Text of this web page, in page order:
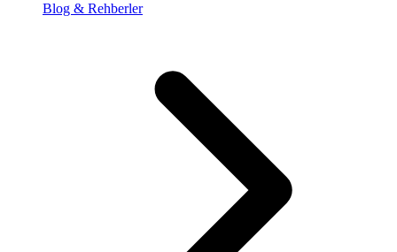
Blog & Rehberler